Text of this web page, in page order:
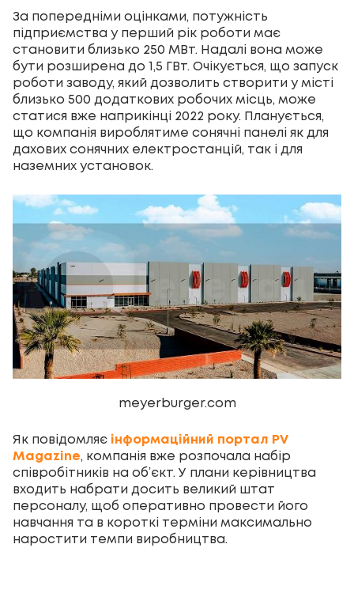
За попередніми оцінками, потужність
підприємства у перший рік роботи має
становити близько 250 МВт. Надалі вона може
бути розширена до 1,5 ГВт. Очікується, що запуск
роботи заводу, який дозволить створити у місті
близько 500 додаткових робочих місць, може
статися вже наприкінці 2022 року. Планується,
що компанія вироблятиме сонячні панелі як для
дахових сонячних електростанцій, так і для
наземних установок.
meyerburger.com
Як повідомляє інформаційний портал PV
Magazine, компанія вже розпочала набір
співробітників на об’єкт. У плани керівництва
входить набрати досить великий штат
персоналу, щоб оперативно провести його
навчання та в короткі терміни максимально
наростити темпи виробництва.